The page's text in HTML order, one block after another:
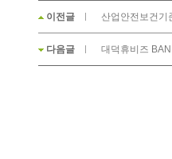
이전글 산업안전보건기
다음글 대덕휴비즈